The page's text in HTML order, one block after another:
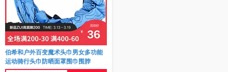
伯希和户外百变魔术头巾男女多功能
运动骑行头巾防晒面罩围巾围脖